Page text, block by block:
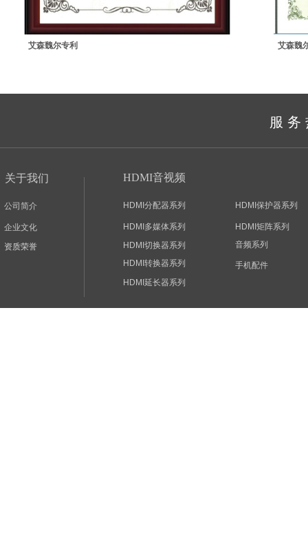
艾森魏尔专利 艾森魏
服
HDMI切换器系列
HDMI延长器系列
HDMI分配器系列
HDMI转换器系列
关于我们
资质荣誉
HDMI音视频
HDMI多媒体系列
公司简介
企业文化
音频系列
HDMI矩阵系列
手机配件
HDMI保护器系列